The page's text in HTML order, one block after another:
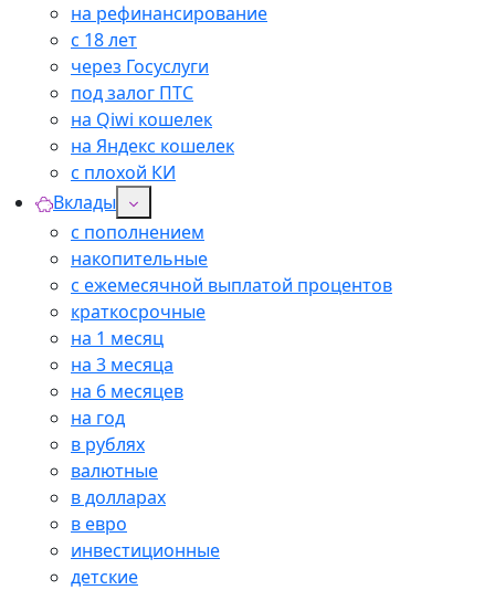
на рефинансирование
с 18 лет
через Госуслуги
под залог ПТС
на Qiwi кошелек
на Яндекс кошелек
с плохой КИ
Вклады
с пополнением
накопительные
с ежемесячной выплатой процентов
краткосрочные
на 1 месяц
на 3 месяца
на 6 месяцев
на год
в рублях
валютные
в долларах
в евро
инвестиционные
детские